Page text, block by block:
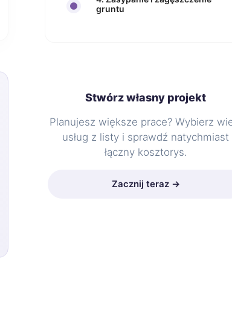
gruntu
Stwórz własny projekt
Planujesz większe prace? Wybierz
usług z listy i sprawdź natychmiast
łączny kosztorys.
Zacznij teraz →